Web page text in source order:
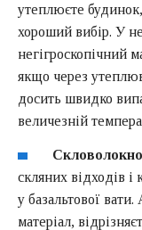
утеплюєте
хороший вибір. У
негігроскопічний
якщо через
досить швидко
величезній
скляних відходів
у базальтової
матеріал,